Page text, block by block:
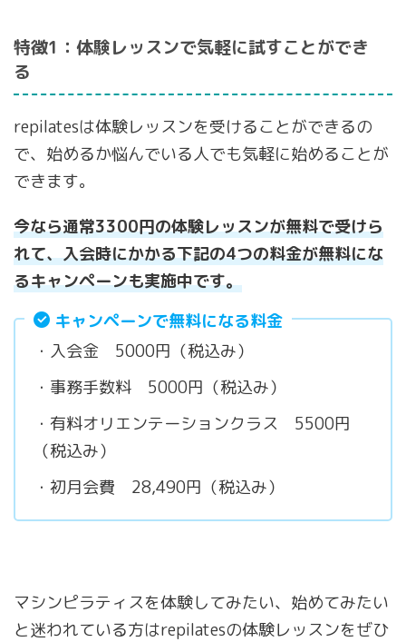
特徴1：体験レッスンで気軽に試すことができ
る
repilatesは体験レッスンを受けることができるの
で、始めるか悩んでいる人でも気軽に始めることが
できます。
今なら通常3300円の体験レッスンが無料で受けら
れて、入会時にかかる下記の4つの料金が無料にな
るキャンペーンも実施中です。
キャンペーンで無料になる料金
・入会金 5000円（税込み）
・事務手数料 5000円（税込み）
・有料オリエンテーションクラス 5500円
（税込み）
・初月会費 28,490円（税込み）
マシンピラティスを体験してみたい、始めてみたい
と迷われている方はrepilatesの体験レッスンをぜひ